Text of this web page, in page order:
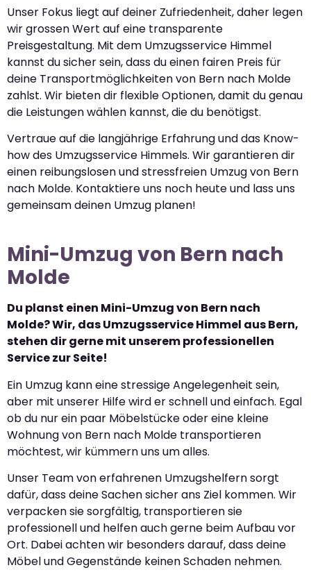
Unser Fokus liegt auf deiner Zufriedenheit, daher legen
wir grossen Wert auf eine transparente
Preisgestaltung. Mit dem Umzugsservice Himmel
kannst du sicher sein, dass du einen fairen Preis für
deine Transportmöglichkeiten von Bern nach Molde
zahlst. Wir bieten dir flexible Optionen, damit du genau
die Leistungen wählen kannst, die du benötigst.
Vertraue auf die langjährige Erfahrung und das Know-
how des Umzugsservice Himmels. Wir garantieren dir
einen reibungslosen und stressfreien Umzug von Bern
nach Molde. Kontaktiere uns noch heute und lass uns
gemeinsam deinen Umzug planen!
Mini-Umzug von Bern nach
Molde
Du planst einen Mini-Umzug von Bern nach
Molde? Wir, das Umzugsservice Himmel aus Bern,
stehen dir gerne mit unserem professionellen
Service zur Seite!
Ein Umzug kann eine stressige Angelegenheit sein,
aber mit unserer Hilfe wird er schnell und einfach. Egal
ob du nur ein paar Möbelstücke oder eine kleine
Wohnung von Bern nach Molde transportieren
möchtest, wir kümmern uns um alles.
Unser Team von erfahrenen Umzugshelfern sorgt
dafür, dass deine Sachen sicher ans Ziel kommen. Wir
verpacken sie sorgfältig, transportieren sie
professionell und helfen auch gerne beim Aufbau vor
Ort. Dabei achten wir besonders darauf, dass deine
Möbel und Gegenstände keinen Schaden nehmen.